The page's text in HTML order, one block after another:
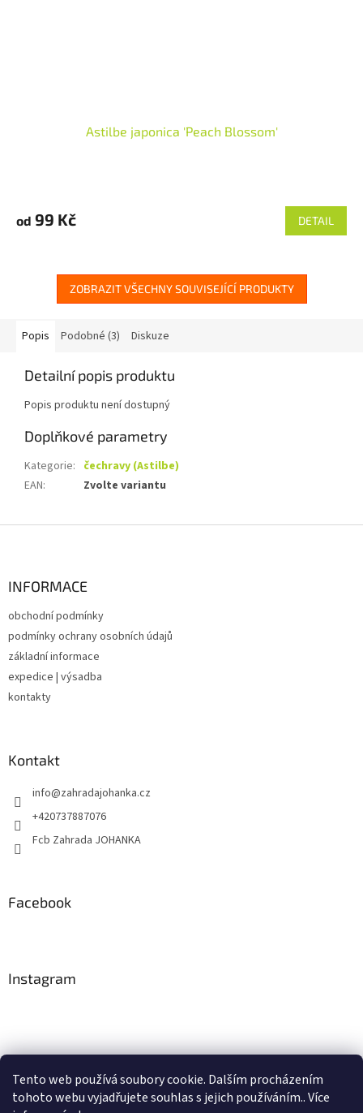
Tento web používá soubory cookie. Dalším procházením
tohoto webu vyjadřujete souhlas s jejich používáním.. Více
Astilbe japonica 'Peach Blossom'
od 99 Kč DETAIL
ZOBRAZIT VŠECHNY SOUVISEJÍCÍ PRODUKTY
Popis Podobné (3) Diskuze
Detailní popis produktu
Popis produktu není dostupný
Doplňkové parametry
Kategorie: čechravy (Astilbe)
EAN: Zvolte variantu
INFORMACE
obchodní podmínky
podmínky ochrany osobních údajů
základní informace
expedice | výsadba
kontakty
Kontakt
info@zahradajohanka.cz
+420737887076
Fcb Zahrada JOHANKA
Facebook
Instagram
Sledovat na Instagramu